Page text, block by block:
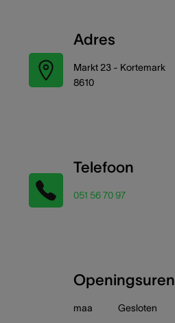
Adres
Markt 23 - Kortemark
8610
Telefoon
051 56 70 97
Openingsuren
maa Gesloten